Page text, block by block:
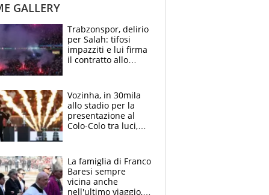
GALLERY
Trabzonspor, delirio
per Salah: tifosi
impazziti e lui firma
il contratto allo
Vozinha, in 30mila
allo stadio per la
presentazione al
Colo-Colo tra luci,
La famiglia di Franco
Baresi sempre
vicina anche
nell'ultimo viaggio,